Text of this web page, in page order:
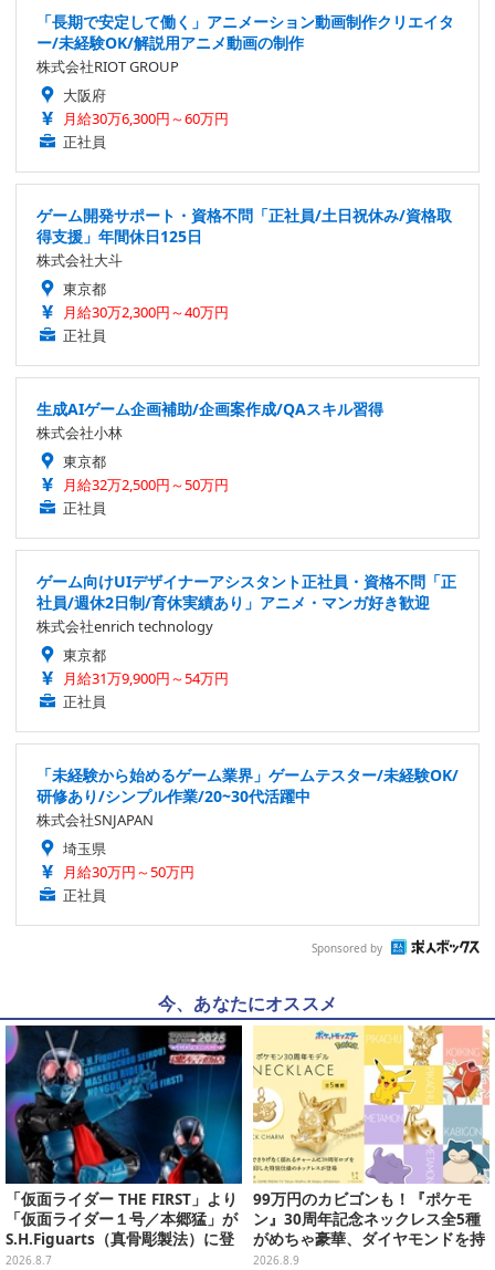
「長期で安定して働く」アニメーション動画制作クリエイタ
ー/未経験OK/解説用アニメ動画の制作
株式会社RIOT GROUP
大阪府
月給30万6,300円～60万円
正社員
ゲーム開発サポート・資格不問「正社員/土日祝休み/資格取
得支援」年間休日125日
株式会社大斗
東京都
月給30万2,300円～40万円
正社員
生成AIゲーム企画補助/企画案作成/QAスキル習得
株式会社小林
東京都
月給32万2,500円～50万円
正社員
ゲーム向けUIデザイナーアシスタント正社員・資格不問「正
社員/週休2日制/育休実績あり」アニメ・マンガ好き歓迎
株式会社enrich technology
東京都
月給31万9,900円～54万円
正社員
「未経験から始めるゲーム業界」ゲームテスター/未経験OK/
研修あり/シンプル作業/20~30代活躍中
株式会社SNJAPAN
埼玉県
月給30万円～50万円
正社員
Sponsored by
今、あなたにオススメ
「仮面ライダー THE FIRST」より
「仮面ライダー１号／本郷猛」が
S.H.Figuarts（真骨彫製法）に登
場！8月18日より予約受付開始
2026.8.7
99万円のカビゴンも！『ポケモ
ン』30周年記念ネックレス全5種
がめちゃ豪華、ダイヤモンドを持
ったピカチュウやコイキング
2026.8.9